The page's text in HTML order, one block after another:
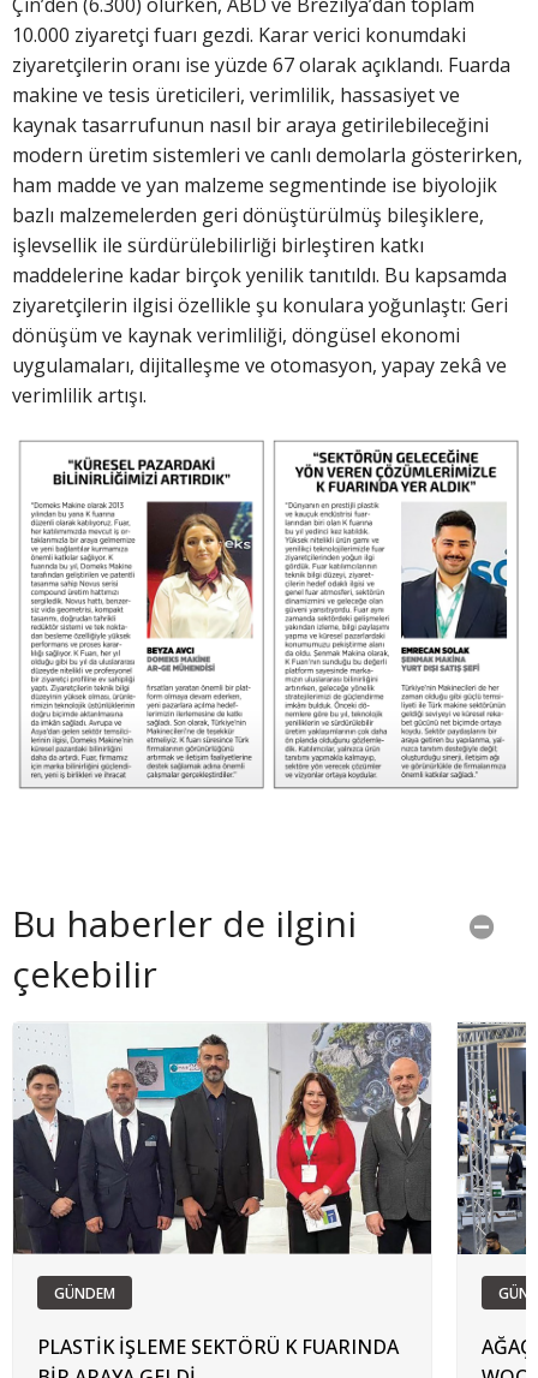
10.000 ziyaretçi fuarı gezdi. Karar verici konumdaki
ziyaretçilerin oranı ise yüzde 67 olarak açıklandı. Fuarda
makine ve tesis üreticileri, verimlilik, hassasiyet ve
kaynak tasarrufunun nasıl bir araya getirilebileceğini
modern üretim sistemleri ve canlı demolarla gösterirken,
ham madde ve yan malzeme segmentinde ise biyolojik
bazlı malzemelerden geri dönüştürülmüş bileşiklere,
işlevsellik ile sürdürülebilirliği birleştiren katkı
maddelerine kadar birçok yenilik tanıtıldı. Bu kapsamda
ziyaretçilerin ilgisi özellikle şu konulara yoğunlaştı: Geri
dönüşüm ve kaynak verimliliği, döngüsel ekonomi
uygulamaları, dijitalleşme ve otomasyon, yapay zekâ ve
verimlilik artışı.
Bu haberler de ilgini
çekebilir
GÜNDEM
PLASTİK İŞLEME SEKTÖRÜ K FUARINDA